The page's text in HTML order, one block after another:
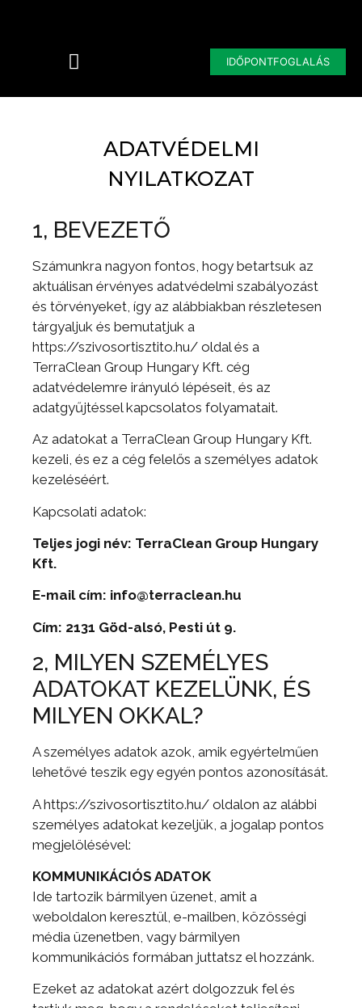
IDŐPONTFOGLALÁS
ADATVÉDELMI
NYILATKOZAT
1, BEVEZETŐ
Számunkra nagyon fontos, hogy betartsuk az
aktuálisan érvényes adatvédelmi szabályozást
és törvényeket, így az alábbiakban részletesen
tárgyaljuk és bemutatjuk a
https://szivosortisztito.hu/ oldal és a
TerraClean Group Hungary Kft. cég
adatvédelemre irányuló lépéseit, és az
adatgyűjtéssel kapcsolatos folyamatait.
Az adatokat a TerraClean Group Hungary Kft.
kezeli, és ez a cég felelős a személyes adatok
kezeléséért.
Kapcsolati adatok:
Teljes jogi név: TerraClean Group Hungary
Kft.
E-mail cím: info@terraclean.hu
Cím: 2131 Göd-alsó, Pesti út 9.
2, MILYEN SZEMÉLYES
ADATOKAT KEZELÜNK, ÉS
MILYEN OKKAL?
A személyes adatok azok, amik egyértelműen
lehetővé teszik egy egyén pontos azonosítását.
A https://szivosortisztito.hu/ oldalon az alábbi
személyes adatokat kezeljük, a jogalap pontos
megjelölésével:
KOMMUNIKÁCIÓS ADATOK
Ide tartozik bármilyen üzenet, amit a
weboldalon keresztül, e-mailben, közösségi
média üzenetben, vagy bármilyen
kommunikációs formában juttatsz el hozzánk.
Ezeket az adatokat azért dolgozzuk fel és